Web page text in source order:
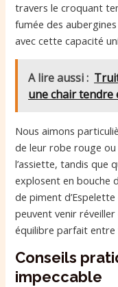
travers le croquant
fumée des
avec cette capacité
A lire aussi :
une chair tendre
Nous aimons
de leur robe rouge
l’assiette, tandis que
explosent en bouche
de piment
peuvent venir
équilibre parfait entre
Conseils
impeccable